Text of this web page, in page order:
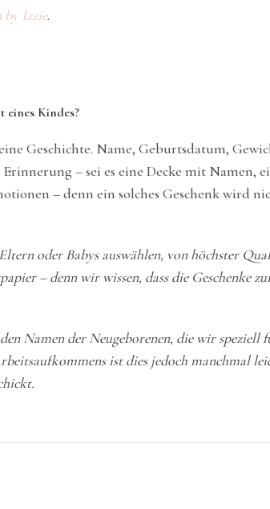
by Izzie.
eines Kindes?
Geschichte. Name, Geburtsdatum,
– sei es eine Decke mit
– denn ein solches Geschenk wird
oder Babys auswählen, von höchster
– denn wir wissen, dass die Geschenke
Namen der Neugeborenen, die wir speziell
ist dies jedoch manchmal